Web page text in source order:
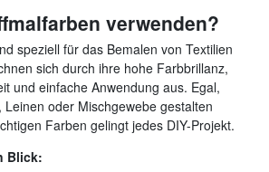
verwenden?
speziell für das Bemalen von Textilien
sich durch ihre hohe Farbbrillanz,
und einfache Anwendung aus. Egal,
Leinen oder Mischgewebe gestalten
Farben gelingt jedes DIY-Projekt.
Blick: